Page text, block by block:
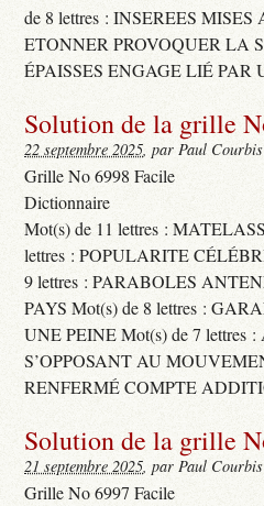
de 8 lettres : INSEREES
ETONNER PROVOQUER LA
ÉPAISSES ENGAGE LIÉ
Solution de la grille
22 septembre 2025, par Paul Courbis
Grille No 6998 Facile
Dictionnaire
Mot(s) de 11 lettres :
lettres : POPULARITE
9 lettres : PARABOLES
PAYS Mot(s) de 8 lettres :
UNE PEINE Mot(s) de 7
S’OPPOSANT AU
RENFERMÉ COMPTE
Solution de la grille
21 septembre 2025, par Paul Courbis
Grille No 6997 Facile